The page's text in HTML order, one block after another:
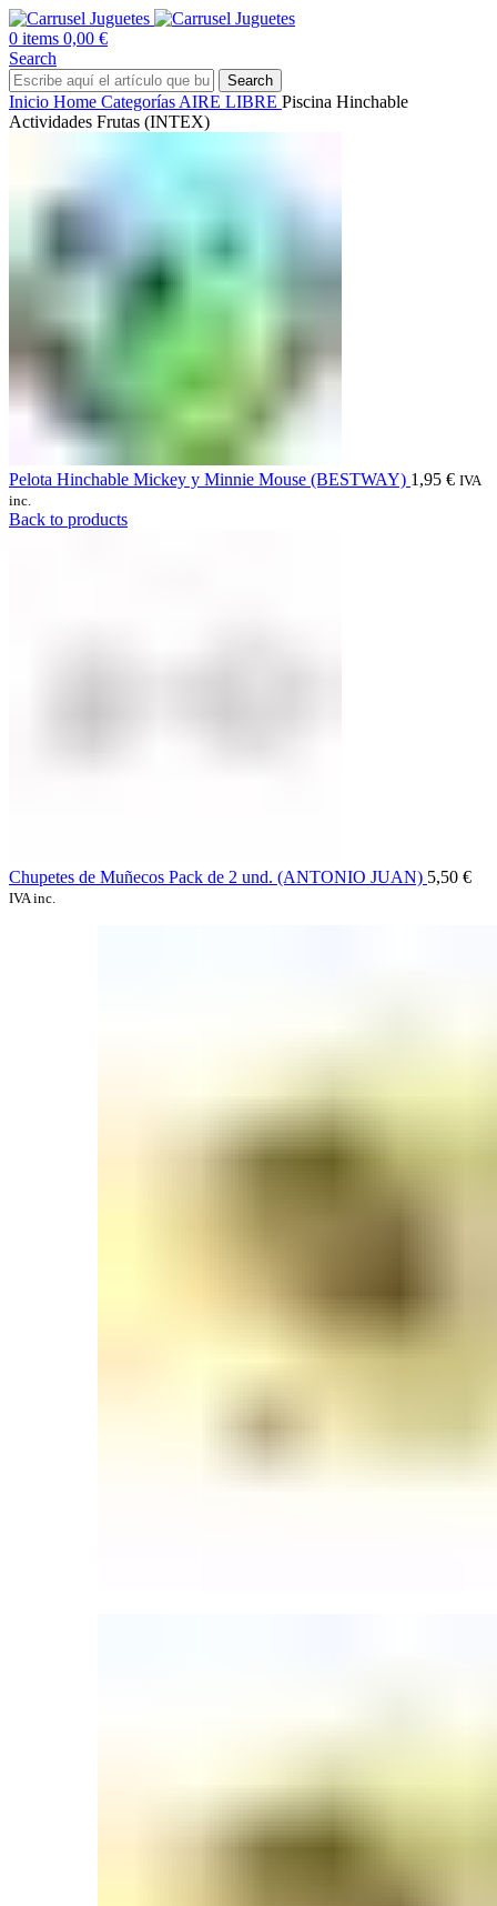
0 items 0,00 €
Search
Search
Inicio Home Categorías AIRE LIBRE Piscina Hinchable
Actividades Frutas (INTEX)
Pelota Hinchable Mickey y Minnie Mouse (BESTWAY) 1,95 € IVA
inc.
Back to products
Chupetes de Muñecos Pack de 2 und. (ANTONIO JUAN) 5,50 €
IVA inc.